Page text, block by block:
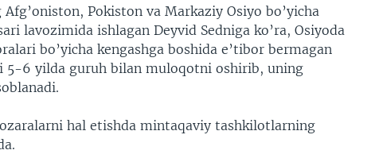
Pokiston va Markaziy Osiyo bo’yicha
lavozimida ishlagan Deyvid Sedniga ko’ra, Osiyoda
bo’yicha kengashga boshida e’tibor bermagan
5-6 yilda guruh bilan muloqotni oshirib, uning
hal etishda mintaqaviy tashkilotlarning